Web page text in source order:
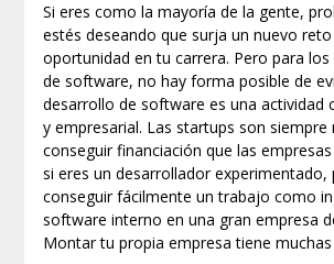
Si eres como la mayoría de la gente,
estés deseando que surja un nuevo
oportunidad en tu carrera. Pero para
de software, no hay forma posible de
desarrollo de software es una actividad
y empresarial. Las startups son siempre
conseguir financiación que las
si eres un desarrollador experimentado,
conseguir fácilmente un trabajo como
software interno en una gran empresa
Montar tu propia empresa tiene